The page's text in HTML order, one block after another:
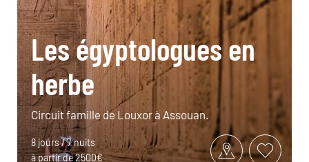
Les égyptologues en
herbe
Circuit famille de Louxor à Assouan.
8 jours / 7 nuits
à partir de 2500€